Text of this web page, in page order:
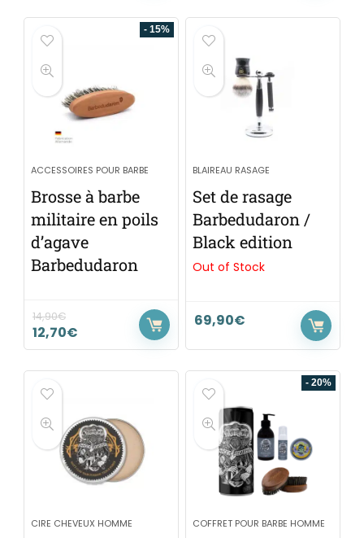
- 15%
ACCESSOIRES POUR BARBE
Brosse à barbe
militaire en poils
d’agave
Barbedudaron
14,90€
12,70€
BLAIREAU RASAGE
Set de rasage
Barbedudaron /
Black edition
Out of Stock
69,90€
CIRE CHEVEUX HOMME
- 20%
COFFRET POUR BARBE HOMME